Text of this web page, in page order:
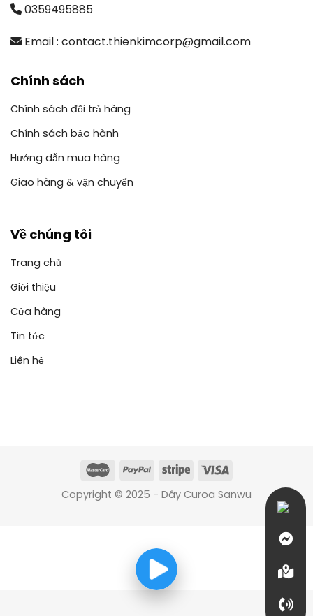
0359495885
Email : contact.thienkimcorp@gmail.com
Chính sách
Chính sách đổi trả hàng
Chính sách bảo hành
Hướng dẫn mua hàng
Giao hàng & vận chuyển
Về chúng tôi
Trang chủ
Giới thiệu
Cửa hàng
Tin tức
Liên hệ
Copyright © 2025 - Dây Curoa Sanwu